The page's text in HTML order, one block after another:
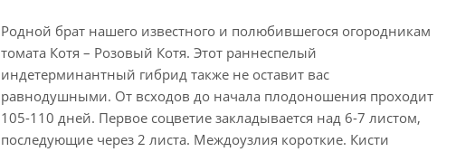
Родной брат нашего известного и полюбившегося огородникам
томата Котя – Розовый Котя. Этот раннеспелый
индетерминантный гибрид также не оставит вас
равнодушными. От всходов до начала плодоношения проходит
105-110 дней. Первое соцветие закладывается над 6-7 листом,
последующие через 2 листа. Междоузлия короткие. Кисти